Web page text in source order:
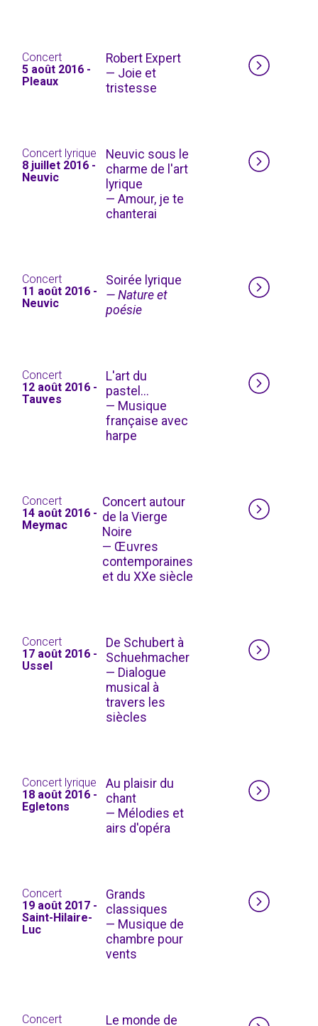
Concert
5 août 2016 -
Pleaux
Robert Expert
— Joie et
tristesse
Concert lyrique
8 juillet 2016 -
Neuvic
Neuvic sous le
charme de l'art
lyrique
— Amour, je te
chanterai
Concert
11 août 2016 -
Neuvic
Soirée lyrique
— Nature et
poésie
Concert
12 août 2016 -
Tauves
L'art du
pastel...
— Musique
française avec
harpe
Concert
14 août 2016 -
Meymac
Concert autour
de la Vierge
Noire
— Œuvres
contemporaines
et du XXe siècle
Concert
17 août 2016 -
Ussel
De Schubert à
Schuehmacher
— Dialogue
musical à
travers les
siècles
Concert lyrique
18 août 2016 -
Egletons
Au plaisir du
chant
— Mélodies et
airs d'opéra
Concert
19 août 2017 -
Saint-Hilaire-
Luc
Grands
classiques
— Musique de
chambre pour
vents
Concert
Le monde de